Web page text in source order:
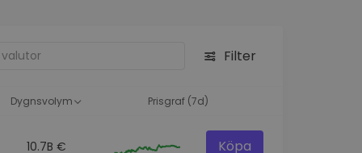
Filter
Dygnsvolym Prisgraf (7d)
10.7B € Köpa